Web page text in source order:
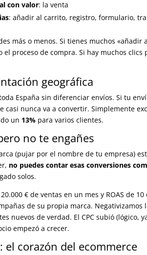
con valor: la venta
: añadir al carrito, registro, formulario,
más o menos. Si tienes muchos
el proceso de compra. Si hay muchos
geográfica
España sin diferenciar envíos. Si tu
casi nunca va a convertir. Simplemente
un 13% para varios clientes.
no te engañes
(pujar por el nombre de tu empresa)
no puedes contar esas conversiones
solos.
€ de ventas en un mes y ROAS de
de su propia marca. Negativizamos
nuevos de verdad. El CPC subió (lógico,
empezó a crecer.
el corazón del ecommerce